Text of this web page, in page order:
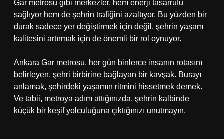
Gar metrosu gibi merkezler, hem enerji tasarrufu
sağlıyor hem de şehrin trafiğini azaltıyor. Bu yüzden bir
durak sadece yer değiştirmek için değil, şehrin yaşam
kalitesini artırmak için de önemli bir rol oynuyor.
Ankara Gar metrosu, her gün binlerce insanın rotasını
belirleyen, şehri birbirine bağlayan bir kavşak. Burayı
anlamak, şehirdeki yaşamın ritmini hissetmek demek.
Ve tabii, metroya adım attığınızda, şehrin kalbinde
küçük bir keşif yolculuğuna çıktığınızı unutmayın.